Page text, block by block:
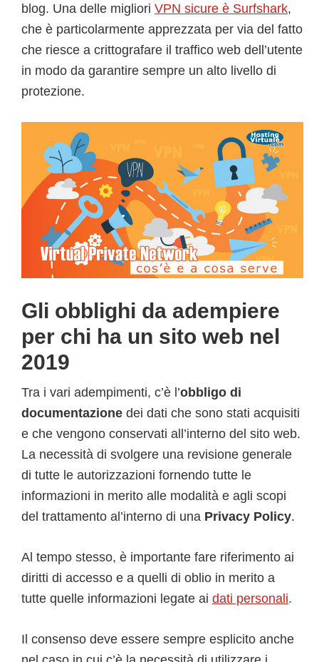
blog. Una delle migliori VPN sicure è Surfshark,
che è particolarmente apprezzata per via del fatto
che riesce a crittografare il traffico web dell’utente
in modo da garantire sempre un alto livello di
protezione.
Gli obblighi da adempiere
per chi ha un sito web nel
2019
Tra i vari adempimenti, c’è l’obbligo di
documentazione dei dati che sono stati acquisiti
e che vengono conservati all’interno del sito web.
La necessità di svolgere una revisione generale
di tutte le autorizzazioni fornendo tutte le
informazioni in merito alle modalità e agli scopi
del trattamento al’interno di una Privacy Policy.
Al tempo stesso, è importante fare riferimento ai
diritti di accesso e a quelli di oblio in merito a
tutte quelle informazioni legate ai dati personali.
Il consenso deve essere sempre esplicito anche